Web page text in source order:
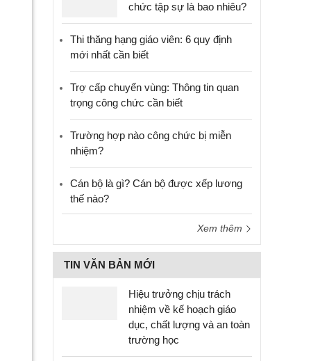
chức tập sự là bao nhiêu?
Thi thăng hạng giáo viên: 6 quy định
mới nhất cần biết
Trợ cấp chuyển vùng: Thông tin quan
trọng công chức cần biết
Trường hợp nào công chức bị miễn
nhiệm?
Cán bộ là gì? Cán bộ được xếp lương
thế nào?
Xem thêm
TIN VĂN BẢN MỚI
Hiệu trưởng chịu trách
nhiệm về kế hoạch giáo
dục, chất lượng và an toàn
trường học